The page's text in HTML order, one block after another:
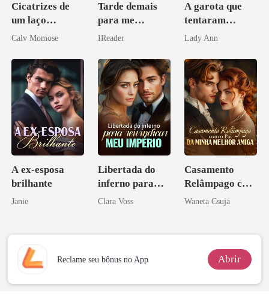
Cicatrizes de
um laço
rompido
Calv Momose
Tarde demais
para me
reconquistar!
IReader
A garota que
tentaram
apagar
Lady Ann
A ex-esposa
brilhante
Janie
Libertada do
inferno para
reivindicar meu
Clara Voss
Casamento
Relâmpago com
o Pai da Minha
Waneta Csuja
Reclame seu bônus no App Abrir